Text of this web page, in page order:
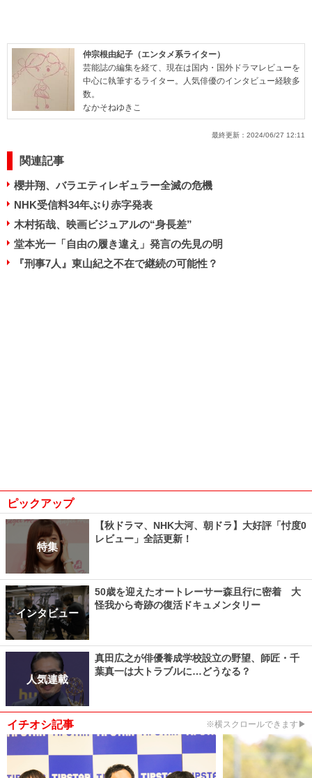
仲宗根由紀子（エンタメ系ライター）
芸能誌の編集を経て、現在は国内・国外ドラマレビューを
中心に執筆するライター。人気俳優のインタビュー経験多
数。
なかそねゆきこ
最終更新： 2024/06/27 12:11
関連記事
櫻井翔、バラエティレギュラー全滅の危機
NHK受信料34年ぶり赤字発表
木村拓哉、映画ビジュアルの“身長差”
堂本光一「自由の履き違え」発言の先見の明
『刑事7人』東山紀之不在で継続の可能性？
ピックアップ
特集
【秋ドラマ、NHK大河、朝ドラ】大好評「忖度0
レビュー」全話更新！
インタビュー
50歳を迎えたオートレーサー森且行に密着 大
怪我から奇跡の復活ドキュメンタリー
人気連載
真田広之が俳優養成学校設立の野望、師匠・千
葉真一は大トラブルに…どうなる？
イチオシ記事 ※横スクロールできます▶